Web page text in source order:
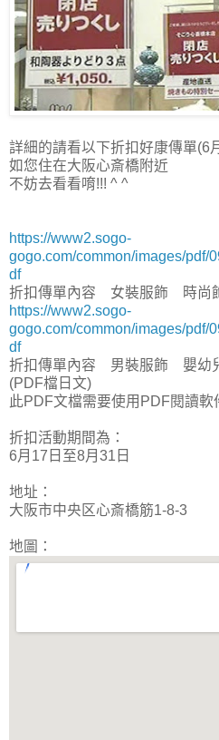
詳細的請看以下折扣好康傳單(6
如您住在大阪心斎橋附近
不妨去看看唷!!! ^ ^
https://www2.sogo-
gogo.com/common/images/pdf/
df
折扣傳單內容 女裝服飾 時尚
https://www2.sogo-
gogo.com/common/images/pdf/
df
折扣傳單內容 男裝服飾 嬰
(PDF檔日文)
此PDF文檔需要使用PDF閱讀軟
折扣活動期間為：
6月17日至8月31日
地址：
大阪市中央区心斎橋筋1-8-3
地圖：